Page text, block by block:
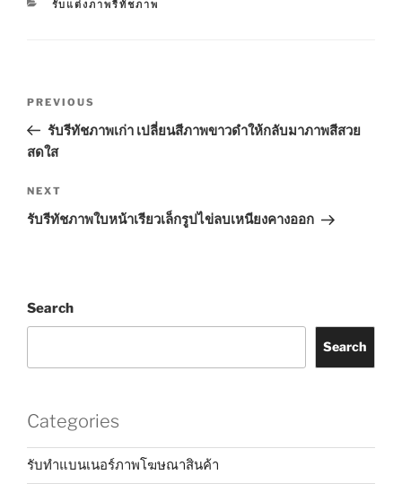
CATEGORIES
รับแต่งภาพรีทัชภาพ
Previous
Post
PREVIOUS
รับรีทัชภาพเก่า เปลี่ยนสีภาพขาวดำให้กลับมาภาพสีสวย
สดใส
Next
Post
NEXT
รับรีทัชภาพใบหน้าเรียวเล็กรูปไข่ลบเหนียงคางออก
Search
Search
Categories
รับทำแบนเนอร์ภาพโฆษณาสินค้า